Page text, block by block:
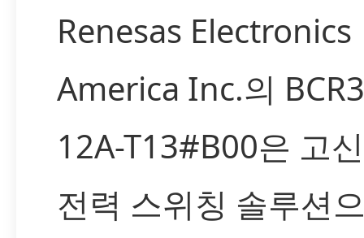
Renesas Electronics
America Inc.의
12A-T13#B00은 고
전력 스위칭 솔루션